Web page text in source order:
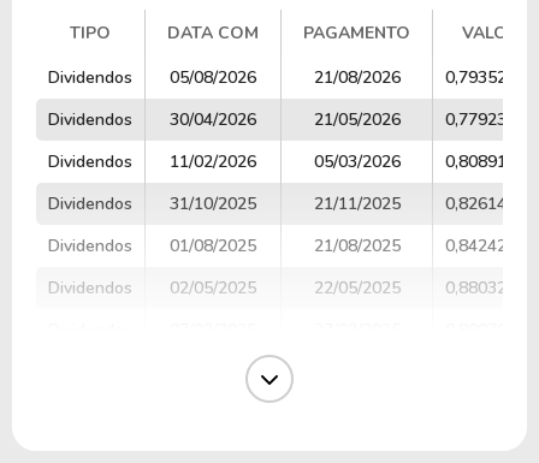
TIPO DATA COM PAGAMENTO
VALOR
TIPO
DATA COM PAGAMENTO VALOR
Dividendos 05/08/2026 21/08/2026
0,79352152
Dividendos
30/04/2026 21/05/2026
0,77923310
Dividendos
11/02/2026 05/03/2026
0,80891708
Dividendos
31/10/2025 21/11/2025
0,82614189
Dividendos
01/08/2025 21/08/2025
0,84242315
Dividendos
02/05/2025 22/05/2025
0,88032011
31/10/2024